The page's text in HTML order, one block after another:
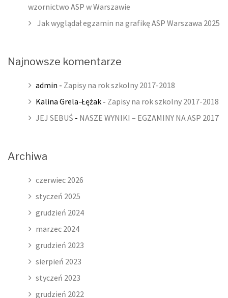
wzornictwo ASP w Warszawie
Jak wyglądał egzamin na grafikę ASP Warszawa 2025
Najnowsze komentarze
admin - Zapisy na rok szkolny 2017-2018
Kalina Grela-Łężak - Zapisy na rok szkolny 2017-2018
JEJ SEBUŚ - NASZE WYNIKI – EGZAMINY NA ASP 2017
Archiwa
czerwiec 2026
styczeń 2025
grudzień 2024
marzec 2024
grudzień 2023
sierpień 2023
styczeń 2023
grudzień 2022